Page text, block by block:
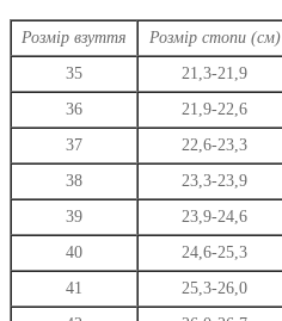
можна
вибрати
сторінці
Розмір взуття Розмір стопи (см)
35
21,3-21,9
36 21,9-22,6
37
22,6-23,3
38
23,3-23,9
39
23,9-24,6
40
24,6-25,3
41 25,3-26,0